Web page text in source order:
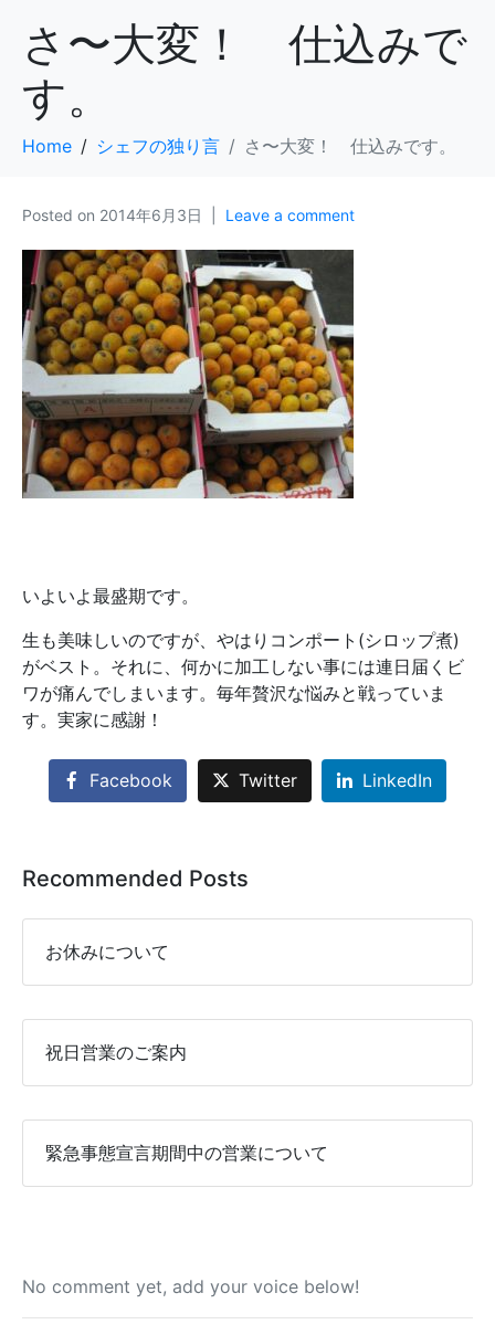
さ〜大変！ 仕込みで
す。
Home シェフの独り言 さ〜大変！ 仕込みです。
Posted on 2014年6月3日 Leave a comment
いよいよ最盛期です。
生も美味しいのですが、やはりコンポート(シロップ煮)
がベスト。それに、何かに加工しない事には連日届くビ
ワが痛んでしまいます。毎年贅沢な悩みと戦っていま
す。実家に感謝！
Facebook Twitter LinkedIn
Recommended Posts
お休みについて
祝日営業のご案内
緊急事態宣言期間中の営業について
No comment yet, add your voice below!